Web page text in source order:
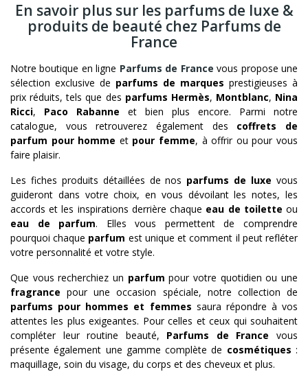
En savoir plus sur les parfums de luxe &
produits de beauté chez Parfums de
France
Notre boutique en ligne Parfums de France vous propose une
sélection exclusive de parfums de marques prestigieuses à
prix réduits, tels que des parfums Hermès, Montblanc, Nina
Ricci, Paco Rabanne et bien plus encore. Parmi notre
catalogue, vous retrouverez également des coffrets de
parfum pour homme et pour femme, à offrir ou pour vous
faire plaisir.
Les fiches produits détaillées de nos parfums de luxe vous
guideront dans votre choix, en vous dévoilant les notes, les
accords et les inspirations derrière chaque eau de toilette ou
eau de parfum. Elles vous permettent de comprendre
pourquoi chaque parfum est unique et comment il peut refléter
votre personnalité et votre style.
Que vous recherchiez un parfum pour votre quotidien ou une
fragrance pour une occasion spéciale, notre collection de
parfums pour hommes et femmes saura répondre à vos
attentes les plus exigeantes. Pour celles et ceux qui souhaitent
compléter leur routine beauté, Parfums de France vous
présente également une gamme complète de cosmétiques :
maquillage, soin du visage, du corps et des cheveux et plus.